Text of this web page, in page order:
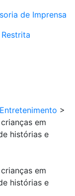
de Imprensa
Restrita
Entretenimento >
em
histórias e
em
histórias e